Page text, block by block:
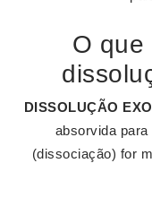
O que
DISSOLUÇÃO
absorvida
(dissociação) for